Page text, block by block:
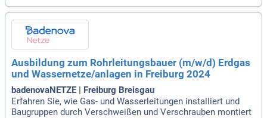
Ausbildung zum Rohrleitungsbauer (m/w/d) Erdgas
und Wassernetze/anlagen in Freiburg 2024
badenovaNETZE | Freiburg Breisgau
Erfahren Sie, wie Gas- und Wasserleitungen installiert und
Baugruppen durch Verschweißen und Verschrauben montiert